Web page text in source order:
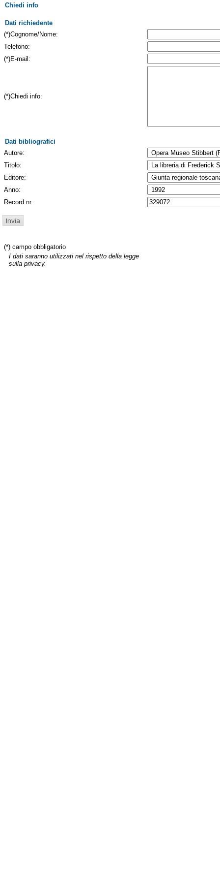
Chiedi info
Dati richiedente
(*)Cognome/Nome:
Telefono:
(*)E-mail:
(*)Chiedi info:
Dati bibliografici
Autore:
Titolo:
Editore:
Anno:
Record nr.
(*) campo obbligatorio
I dati saranno utilizzati nel rispetto della legge
sulla privacy.